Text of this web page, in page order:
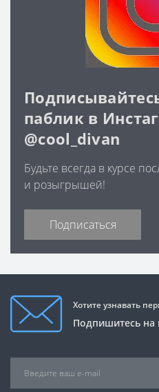
паблик в
@cool_divan
Будьте всегда в курсе
и розыгрышей!
Подписаться
Хотите узнавать
Подпишитесь на